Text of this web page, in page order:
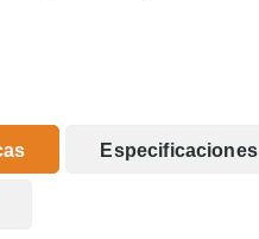
Especificaciones